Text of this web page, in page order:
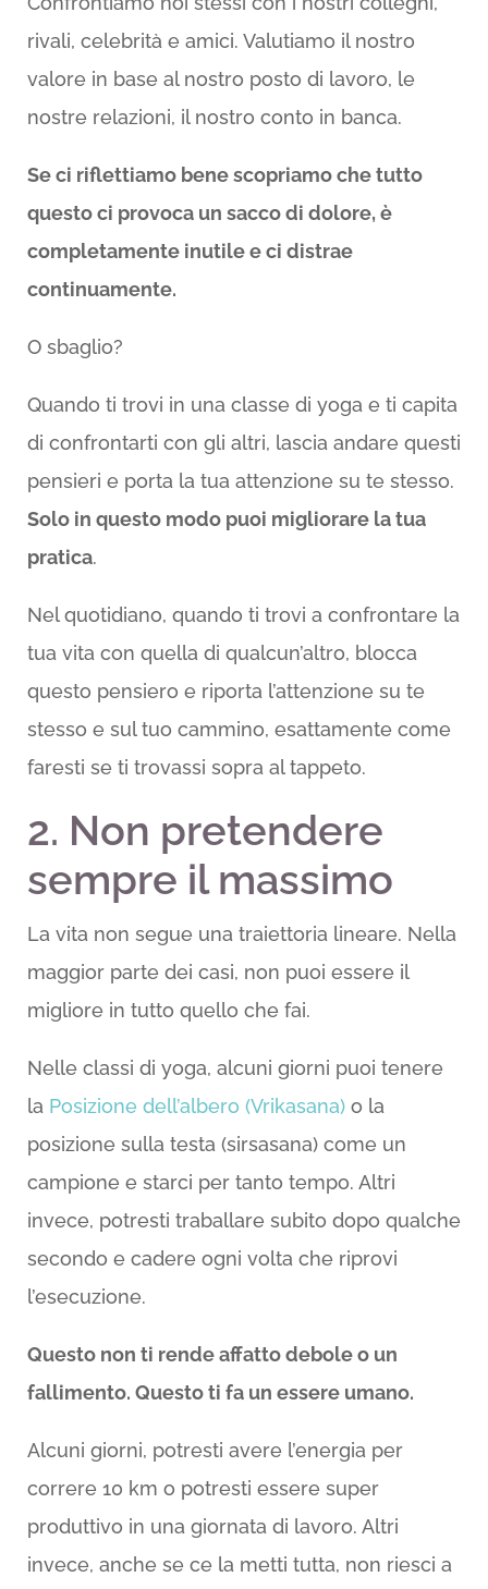
rivali, celebrità e amici. Valutiamo il nostro
valore in base al nostro posto di lavoro, le
nostre relazioni, il nostro conto in banca.
Se ci riflettiamo bene scopriamo che tutto
questo ci provoca un sacco di dolore, è
completamente inutile e ci distrae
continuamente.
O sbaglio?
Quando ti trovi in una classe di yoga e ti capita
di confrontarti con gli altri, lascia andare questi
pensieri e porta la tua attenzione su te stesso.
Solo in questo modo puoi migliorare la tua
pratica.
Nel quotidiano, quando ti trovi a confrontare la
tua vita con quella di qualcun’altro, blocca
questo pensiero e riporta l’attenzione su te
stesso e sul tuo cammino, esattamente come
faresti se ti trovassi sopra al tappeto.
2. Non pretendere
sempre il massimo
La vita non segue una traiettoria lineare. Nella
maggior parte dei casi, non puoi essere il
migliore in tutto quello che fai.
Nelle classi di yoga, alcuni giorni puoi tenere
la Posizione dell’albero (Vrikasana)o la
posizione sulla testa (sirsasana) come un
campione e starci per tanto tempo. Altri
invece, potresti traballare subito dopo qualche
secondo e cadere ogni volta che riprovi
l’esecuzione.
Questo non ti rende affatto debole o un
fallimento. Questo ti fa un essere umano.
Alcuni giorni, potresti avere l’energia per
correre 10 km o potresti essere super
produttivo in una giornata di lavoro. Altri
invece, anche se ce la metti tutta, non riesci a